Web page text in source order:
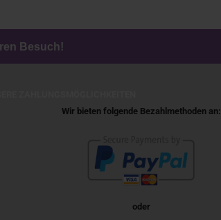
Besuch!
Wir bieten folgende Bezahlmethoden an:
oder